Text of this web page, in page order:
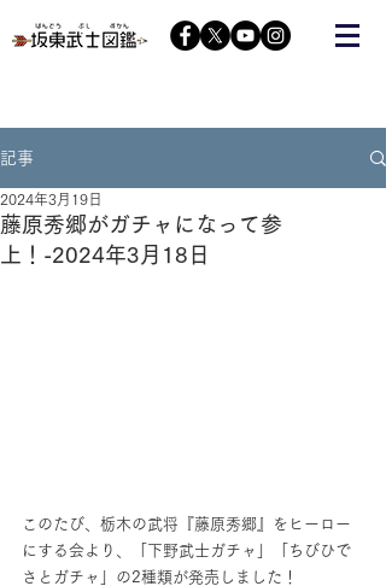
記事
藤原秀郷がガチャになって参
上！-2024年3月18日
2024年3月19日
このたび、栃木の武将『藤原秀郷』をヒーロー
にする会より、「下野武士ガチャ」「ちびひで
さとガチャ」の2種類が発売しました！